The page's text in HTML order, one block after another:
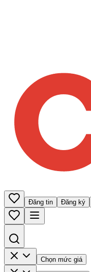
Đăng tin Đăng ký
Chọn mức giá